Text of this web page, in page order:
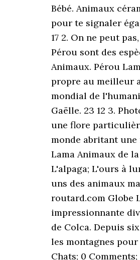
Bébé. Animaux
pour te signaler
17 2. On ne peut
Pérou sont des
Animaux. Pérou
propre au meilleur
mondial de
Gaëlle. 23 12 3.
une flore
monde abritant une
Lama Animaux de
L'alpaga; L'ours à
uns des animaux
routard.com Globe
impressionnante
de Colca. Depuis
les montagnes
Chats; 0